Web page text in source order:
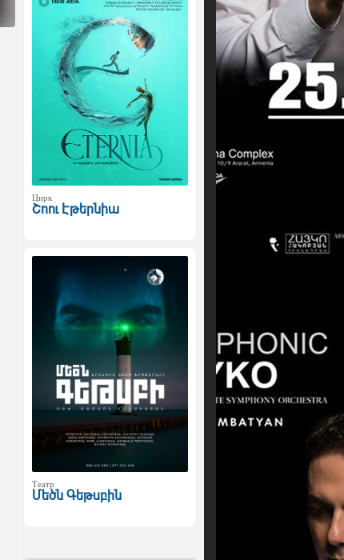
Цирк
Շոու Էթերնիա
Театр
Մեծն Գեթսբին